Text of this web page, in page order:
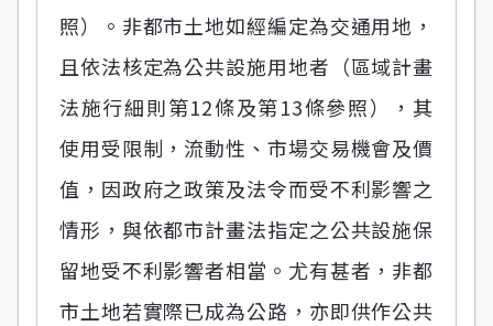
照）。非都市土地如經編定為交通用地，
且依法核定為公共設施用地者（區域計畫
法施行細則第12條及第13條參照），其
使用受限制，流動性、市場交易機會及價
值，因政府之政策及法令而受不利影響之
情形，與依都市計畫法指定之公共設施保
留地受不利影響者相當。尤有甚者，非都
市土地若實際已成為公路，亦即供作公共